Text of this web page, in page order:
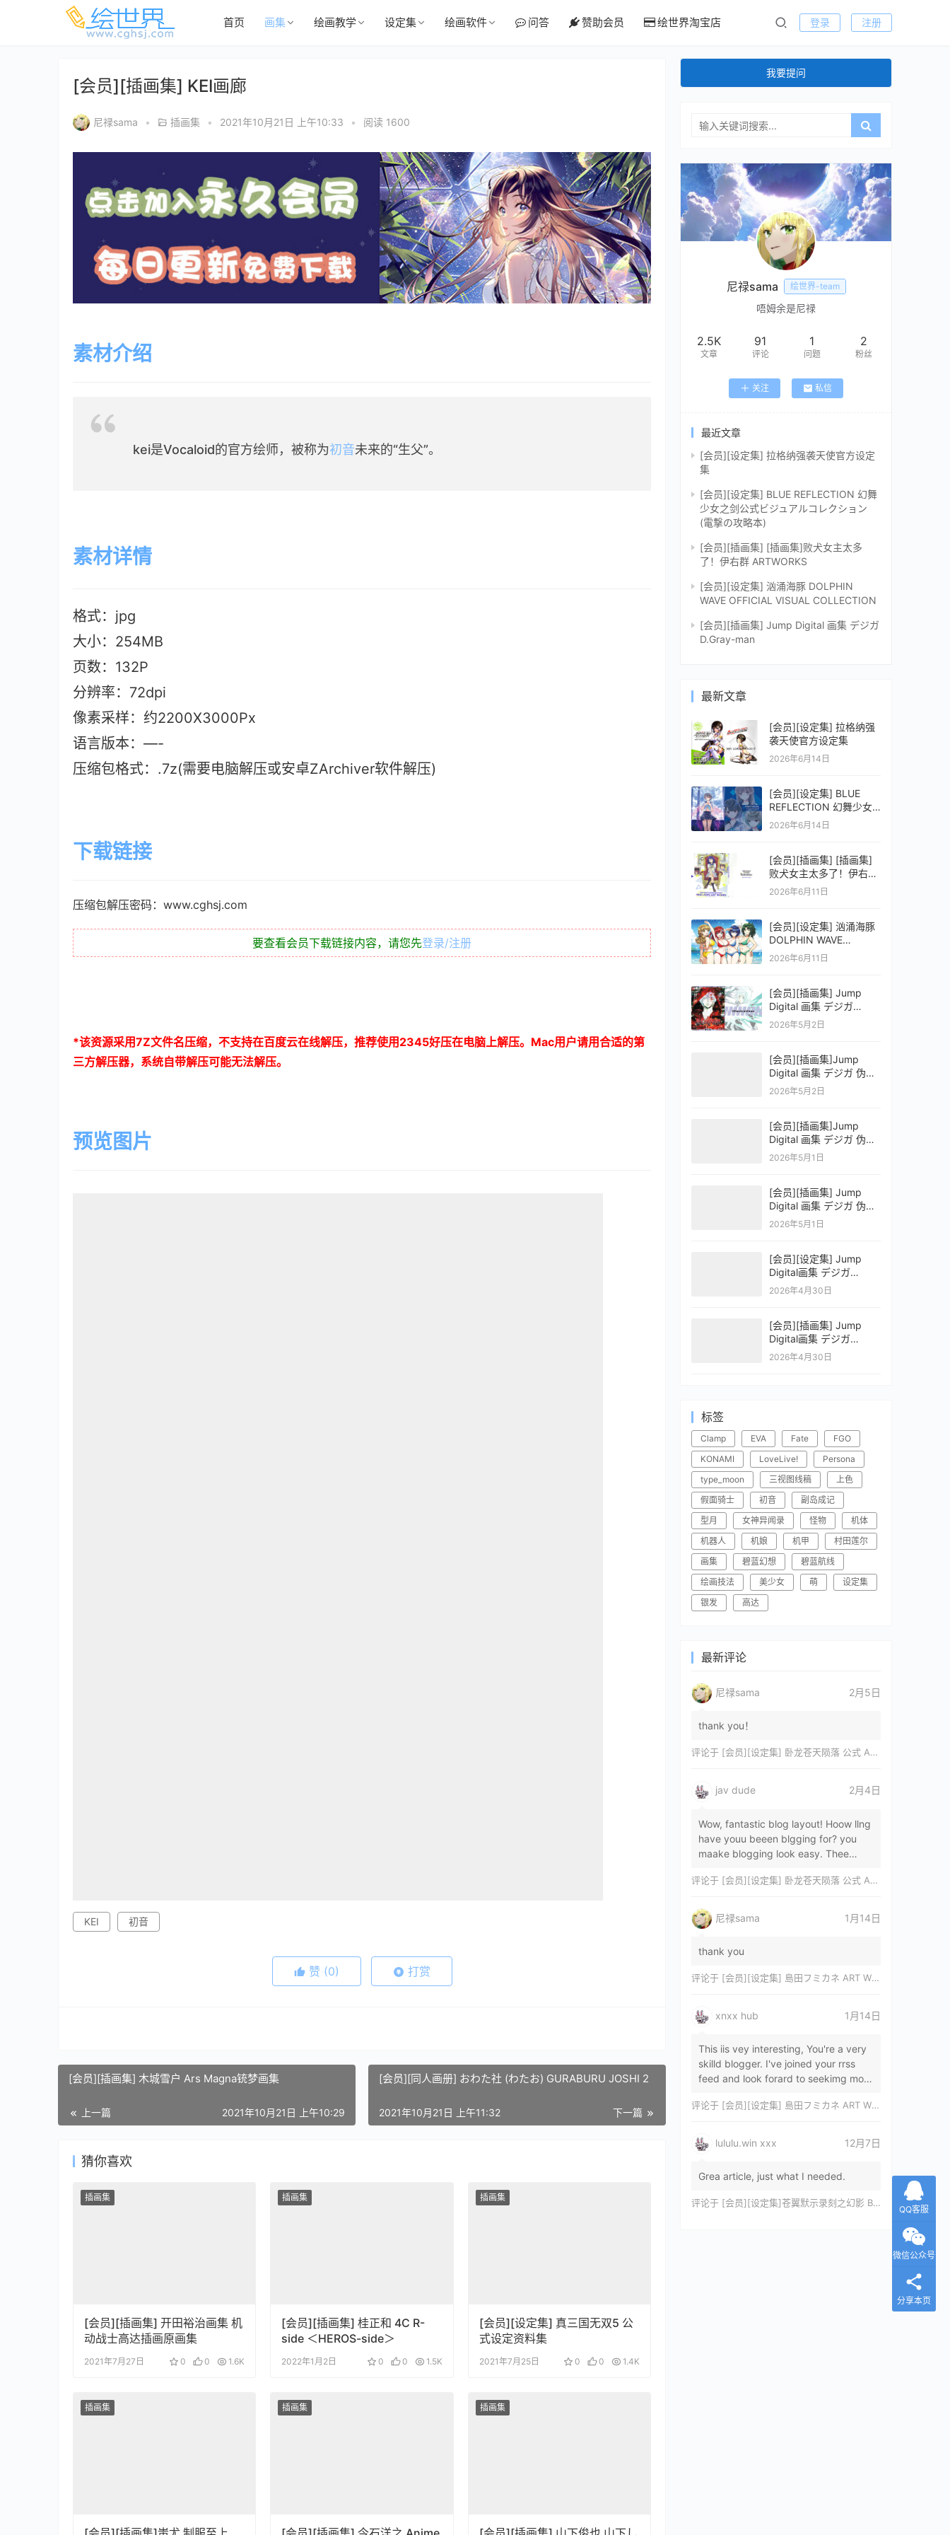
首页 画集 绘画教学 设定集 绘画软件 问答 赞助会员 绘世界淘宝店 登录 注册
[会员][插画集] KEI画廊
尼禄sama • 插画集 • 2021年10月21日 上午10:33 • 阅读 1600
素材介绍
kei是Vocaloid的官方绘师，被称为初音未来的“生父”。
素材详情
格式：jpg
大小：254MB
页数：132P
分辨率：72dpi
像素采样：约2200X3000Px
语言版本：—-
压缩包格式：.7z(需要电脑解压或安卓ZArchiver软件解压)
下载链接
压缩包解压密码：www.cghsj.com
要查看会员下载链接内容，请您先登录/注册
*该资源采用7Z文件名压缩，不支持在百度云在线解压，推荐使用 2345好压在电脑上解压。 Mac用户请用合适的第
三方解压器，系统自带解压可能无法解压。
预览图片
KEI 初音
赞 (0) 打赏
[会员][插画集] 木城雪户 Ars Magna铳梦画集
上一篇 2021年10月21日 上午10:29
[会员][同人画册] おわた社 (わたお) GURABURU JOSHI 2
下一篇
2021年10月21日 上午11:32
猜你喜欢
插画集
[会员][插画集] 开田裕治画集 机
动战士高达插画原画集
2021年7月27日 0 0 1.6K
插画集
[会员][插画集] 桂正和 4C R-
side ＜HEROS-side＞
2022年1月2日 0 0 1.5K
插画集
[会员][设定集] 真三国无双5 公
式设定资料集
2021年7月25日 0 0 1.4K
插画集 插画集 插画集
我要提问
尼禄sama 绘世界-team
唔姆余是尼禄
2.5K
文章
91
评论
1
问题
2
粉丝
关注 私信
最近文章
[会员][设定集] 拉格纳强袭天使官方设定
集
[会员][设定集] BLUE REFLECTION 幻舞
少女之剑公式ビジュアルコレクション
(電撃の攻略本)
[会员][插画集] [插画集]败犬女主太多
了！伊右群 ARTWORKS
[会员][设定集] 汹涌海豚 DOLPHIN
WAVE OFFICIAL VISUAL COLLECTION
[会员][插画集] Jump Digital 画集 デジガ
D.Gray-man
最新文章
[会员][设定集] 拉格纳强
袭天使官方设定集
2026年6月14日
[会员][设定集] BLUE
REFLECTION 幻舞少女
之剑公式ビジュアルコレ
2026年6月14日
[会员][插画集] [插画集]
败犬女主太多了！伊右群
ARTWORKS
2026年6月11日
[会员][设定集] 汹涌海豚
DOLPHIN WAVE
OFFICIAL VISUAL
2026年6月11日
[会员][插画集] Jump
Digital 画集 デジガ
D.Gray-man
2026年5月2日
[会员][插画集]Jump
Digital 画集 デジガ 伪恋
ニセコイ 3
2026年5月2日
[会员][插画集]Jump
Digital 画集 デジガ 伪恋
ニセコイ 2
2026年5月1日
[会员][插画集] Jump
Digital 画集 デジガ 伪恋
ニセコイ 1
2026年5月1日
[会员][设定集] Jump
Digital画集 デジガ
CLAYMORE 2
2026年4月30日
[会员][插画集] Jump
Digital画集 デジガ
CLAYMORE 1
2026年4月30日
标签
Clamp EVA Fate
FGO
KONAMI
LoveLive!
Persona
type_moon
三视图线稿
上色
假面骑士
初音
副岛成记
型月
女神异闻录 怪物
机体
机器人
机娘 机甲
村田莲尔
画集
碧蓝幻想
碧蓝航线
绘画技法
美少女 萌
设定集
银发
高达
最新评论
尼禄sama 2月5日
thank you！
评论于 [会员][设定集] 卧龙苍天陨落 公式 ARTWORKS[DL]
jav dude 2月4日
Wow, fantastic blog layout! Hoow llng
have youu beeen blgging for? you
maake blogging look easy. Thee
magnificent, let…
评论于 [会员][设定集] 卧龙苍天陨落 公式 ARTWORKS[DL]
尼禄sama 1月14日
thank you
评论于 [会员][设定集] 島田フミカネ ART WORKS EXTRA Luminous Witches[DL]
xnxx hub 1月14日
This iis vey interesting, You're a very
skilld blogger. I've joined your rrss
feed and look forard to seekimg mor
评论于 [会员][设定集] 島田フミカネ ART WORKS EXTRA Luminous Witches[DL]
lululu.win xxx 12月7日
Grea article, just what I needed.
评论于 [会员][设定集]苍翼默示录刻之幻影 BLAZBLUE CHRONOPHANTASMA 公式設定資料集II
QQ客服
微信公众号
分享本页